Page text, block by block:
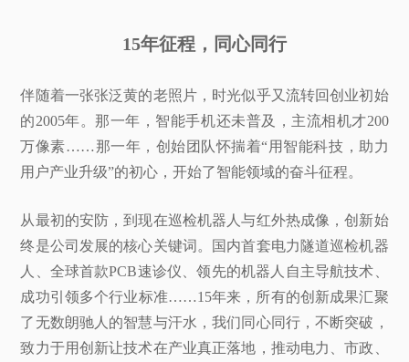
15年征程，同心同行
伴随着一张张泛黄的老照片，时光似乎又流转回创业初始
的2005年。那一年，智能手机还未普及，主流相机才200
万像素……那一年，创始团队怀揣着“用智能科技，助力
用户产业升级”的初心，开始了智能领域的奋斗征程。
从最初的安防，到现在巡检机器人与红外热成像，创新始
终是公司发展的核心关键词。国内首套电力隧道巡检机器
人、全球首款PCB速诊仪、领先的机器人自主导航技术、
成功引领多个行业标准……15年来，所有的创新成果汇聚
了无数朗驰人的智慧与汗水，我们同心同行，不断突破，
致力于用创新让技术在产业真正落地，推动电力、市政、